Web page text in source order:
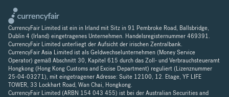
CurrencyFair Limited ist ein in Irland mit Sitz in 91 Pembroke Road, Ballsbridge,
Dublin 4 (Irland) eingetragenes Unternehmen. Handelsregisternummer 469391.
CurrencyFair Limited unterliegt der Aufsicht der irischen Zentralbank.
CurrencyFair Asia Limited ist als Geldwechselunternehmen (Money Service
Operator) gemäß Abschnitt 30, Kapitel 615 durch das Zoll- und Verbrauchsteueramt
Hongkong (Hong Kong Customs and Excise Department) reguliert (Lizenznummer
25-04-03271), mit eingetragener Adresse: Suite 12100, 12. Etage, YF LIFE
TOWER, 33 Lockhart Road, Wan Chai, Hongkong.
CurrencyFair Limited (ARBN 154 043 455) ist bei der Australian Securities and